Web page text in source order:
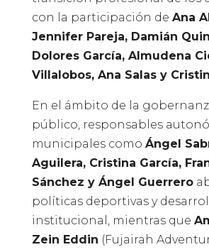
con la participación de Ana
Jennifer Pareja, Damián
Dolores García, Almudena
Villalobos, Ana Salas y
En el ámbito de la
público, responsables
municipales como Ángel
Aguilera, Cristina García,
Sánchez y Ángel Guerrero
políticas deportivas y
institucional, mientras que
Zein Eddin (Fujairah